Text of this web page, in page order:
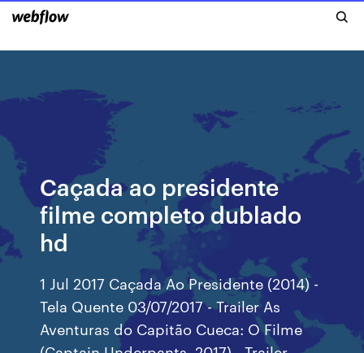
Caçada ao presidente
filme completo dublado
hd
1 Jul 2017 Caçada Ao Presidente (2014) -
Tela Quente 03/07/2017 - Trailer As
Aventuras do Capitão Cueca: O Filme